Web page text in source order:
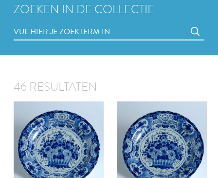
ZOEKEN IN DE COLLECTIE
46 RESULTATEN